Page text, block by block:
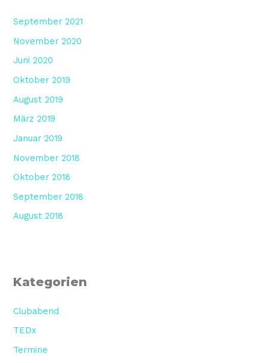
September 2021
November 2020
Juni 2020
Oktober 2019
August 2019
März 2019
Januar 2019
November 2018
Oktober 2018
September 2018
August 2018
Kategorien
Clubabend
TEDx
Termine